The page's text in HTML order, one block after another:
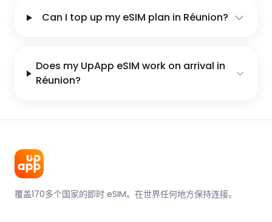
Can I top up my eSIM plan in Réunion?
Does my UpApp eSIM work on arrival in
Réunion?
覆盖170多个国家的即时 eSIM。在世界任何地方保持连接。